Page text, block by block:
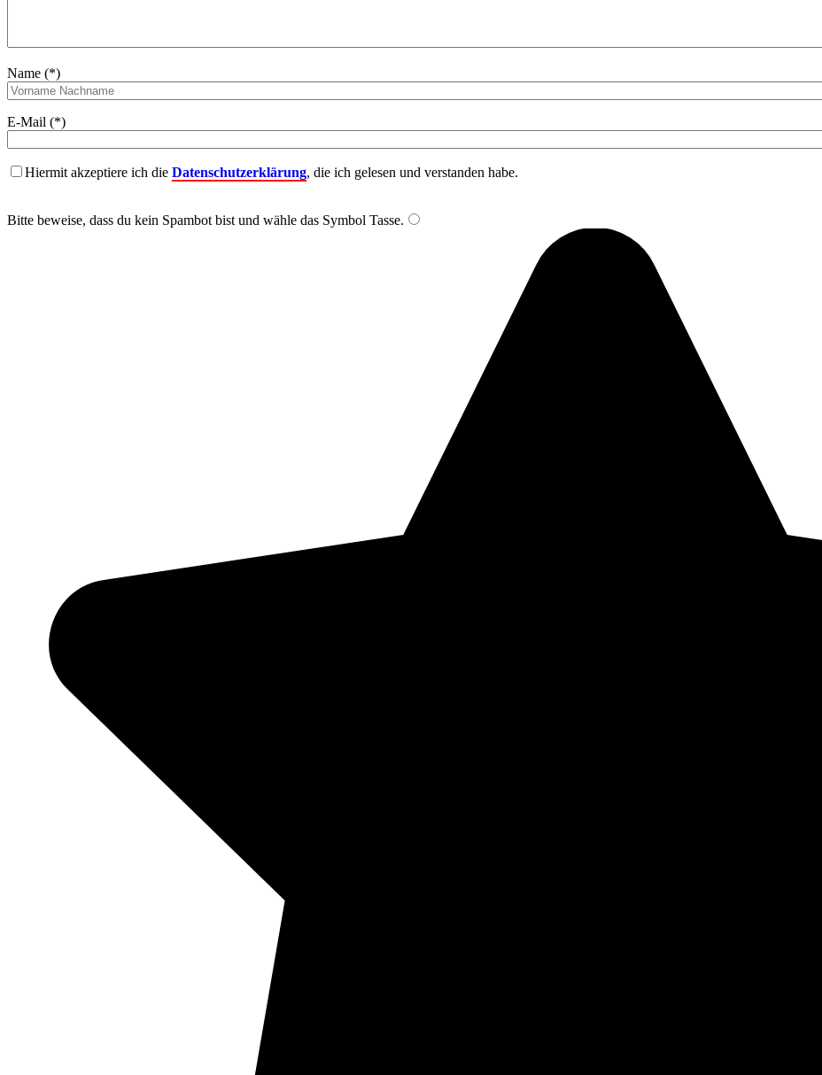
Name (*)
E-Mail (*)
Hiermit akzeptiere ich die Datenschutzerklärung, die ich gelesen und verstanden habe.
Bitte beweise, dass du kein Spambot bist und wähle das Symbol Tasse.